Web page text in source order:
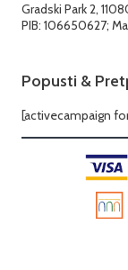
Gradski Park 2,
PIB: 106650627;
Popusti &
[activecampaign